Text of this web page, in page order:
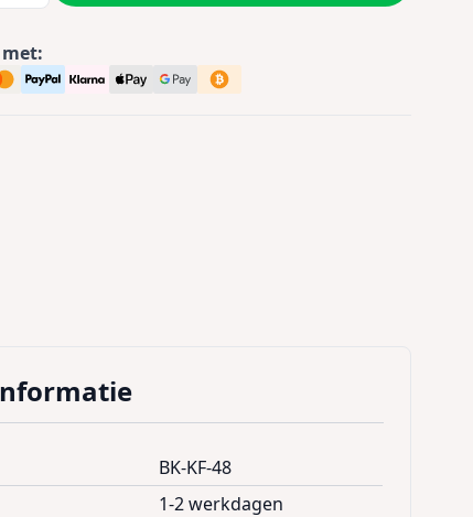
BK-KF-48
1-2 werkdagen